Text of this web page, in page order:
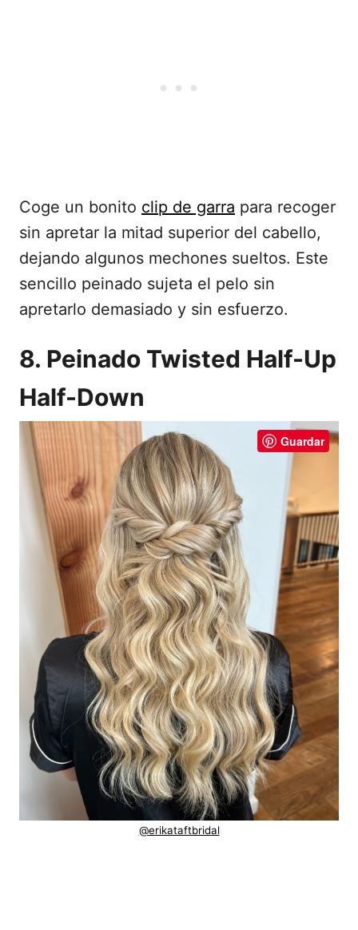
Coge un bonito clip de garra para recoger
sin apretar la mitad superior del cabello,
dejando algunos mechones sueltos. Este
sencillo peinado sujeta el pelo sin
apretarlo demasiado y sin esfuerzo.
8. Peinado Twisted Half-Up
Half-Down
Guardar
@erikataftbridal